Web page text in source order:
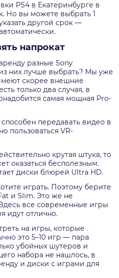
PS4 в Екатеринбурге в
Но вы можете выбрать 1
другой срок —
напрокат
разные Sony
них лучше выбрать? Мы уже
скорее внешние
только два случая, в
самая мощная Pro-
передавать видео в
пользоваться VR-
крутая штука, то
оказаться бесполезным.
диски блюрей Ultra HD.
играть. Поэтому берите
и Slim. Это же не
все современные игры
идут отлично.
на игры, которые
это 5–10 игр — пара
убойных шутеров и
набора не нашлось, в
и диски с играми для